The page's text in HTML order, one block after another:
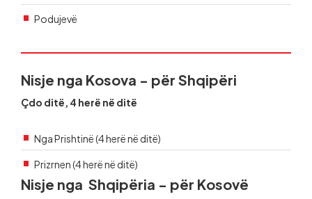
Podujevë
Nisje nga Kosova - për Shqipëri
Çdo ditë, 4 herë në ditë
Nga Prishtinë (4 herë në ditë)
Prizrnen (4 herë në ditë)
Nisje nga Shqipëria - për Kosovë